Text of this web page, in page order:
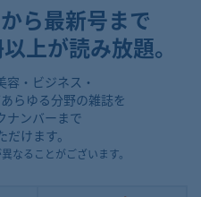
ら最新号まで
上が読み放題。
容・ビジネス・
らゆる分野の雑誌を
ナンバーまで
けます。
なることがございます。